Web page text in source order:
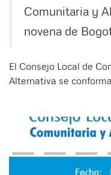
Comunitaria y
novena de
El Consejo Local de
Alternativa se